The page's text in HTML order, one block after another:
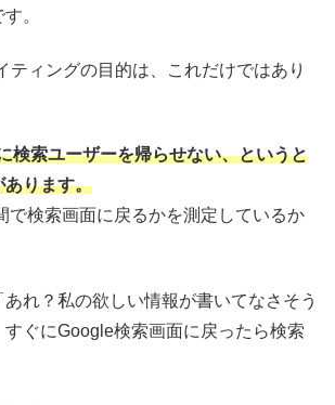
。
ティングの目的は、これだけではあり
検索ユーザーを帰らせない、というと
あります。
で検索画面に戻るかを測定しているか
れ？私の欲しい情報が書いてなさそう
ぐにGoogle検索画面に戻ったら検索